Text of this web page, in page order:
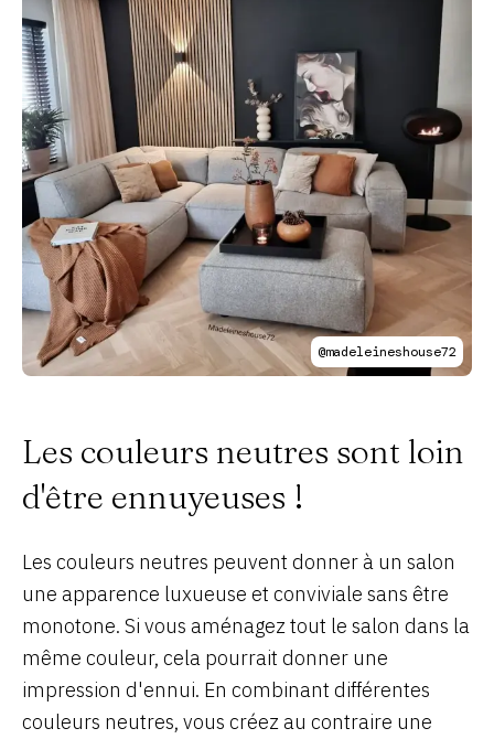
@madeleineshouse72
Les couleurs neutres sont loin
d'être ennuyeuses !
Les couleurs neutres peuvent donner à un salon
une apparence luxueuse et conviviale sans être
monotone. Si vous aménagez tout le salon dans la
même couleur, cela pourrait donner une
impression d'ennui. En combinant différentes
couleurs neutres, vous créez au contraire une